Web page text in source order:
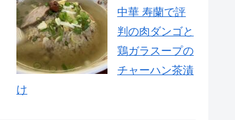
中華 寿蘭で評
判の肉ダンゴと
鶏ガラスープの
チャーハン茶漬
け